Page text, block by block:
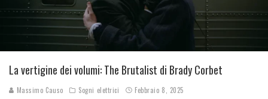
La vertigine dei volumi: The Brutalist di Brady Corbet
Massimo Causo Sogni elettrici Febbraio 8, 2025